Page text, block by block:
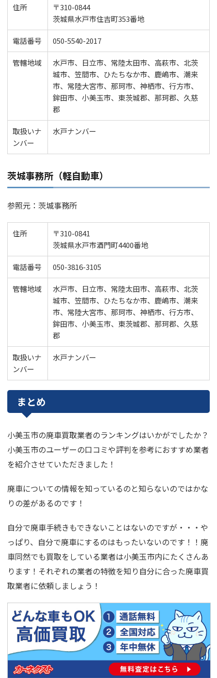
住所
〒310-0844
茨城県水戸市住吉町353番地
電話番号 050-5540-2017
管轄地域
水戸市、日立市、常陸太田市、高萩市、北茨
城市、笠間市、ひたちなか市、鹿嶋市、潮来
市、常陸大宮市、那珂市、神栖市、行方市、
鉾田市、小美玉市、東茨城郡、那珂郡、久慈
郡
取扱いナ
ンバー
水戸ナンバー
茨城事務所（軽自動車）
参照元：茨城事務所
住所
〒310-0841
茨城県水戸市酒門町4400番地
電話番号 050-3816-3105
管轄地域
水戸市、日立市、常陸太田市、高萩市、北茨
城市、笠間市、ひたちなか市、鹿嶋市、潮来
市、常陸大宮市、那珂市、神栖市、行方市、
鉾田市、小美玉市、東茨城郡、那珂郡、久慈
郡
取扱いナ
ンバー
水戸ナンバー
まとめ
小美玉市の廃車買取業者のランキングはいかがでしたか？
小美玉市のユーザーの口コミや評判を参考におすすめ業者
を紹介させていただきました！
廃車についての情報を知っているのと知らないのではかな
りの差があるのです！
自分で廃車手続きもできないことはないのですが・・・や
っぱり、自分で廃車にするのはもったいないのです！！廃
車同然でも買取をしている業者は小美玉市内にたくさんあ
ります！それぞれの業者の特徴を知り自分に合った廃車買
取業者に依頼しましょう！